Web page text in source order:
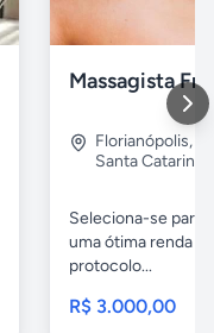
Florianópolis,
Santa Catarina
Seleciona-se para
uma ótima renda
protocolo...
R$ 3.000,00